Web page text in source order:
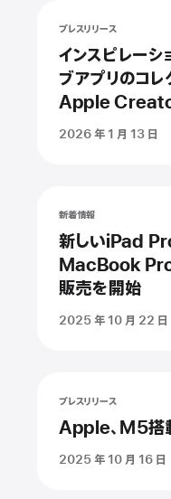
プレスリリース
インスピレーシ
ブアプリのコレ
Apple
2026 年 1 月 13 日
新着情報
新しいiPad
MacBook
販売を開始
2025 年 10 月 22 日
プレスリリース
Apple、M5搭
2025 年 10 月 16 日